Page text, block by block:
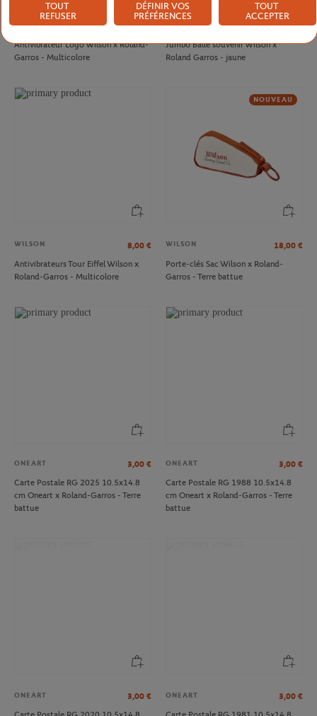
WILSON 8,00 €
Antivibrateur Logo Wilson x Roland-
Garros - Multicolore
WILSON 32,00 €
Jumbo Balle souvenir Wilson x
Roland Garros - jaune
WILSON 8,00 €
Antivibrateurs Tour Eiffel Wilson x
Roland-Garros - Multicolore
NOUVEAU
WILSON 18,00 €
Porte-clés Sac Wilson x Roland-
Garros - Terre battue
ONEART 3,00 €
Carte Postale RG 2025 10.5x14.8
cm Oneart x Roland-Garros - Terre
battue
ONEART 3,00 €
Carte Postale RG 1988 10.5x14.8
cm Oneart x Roland-Garros - Terre
battue
ONEART 3,00 €
ONEART 3,00 €
TOUT
REFUSER
DÉFINIR VOS
PRÉFÉRENCES
TOUT
ACCEPTER